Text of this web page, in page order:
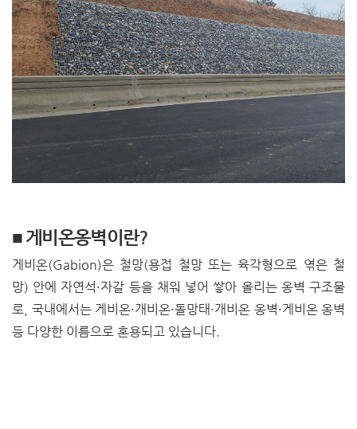
■ 게비온옹벽이란?
게비온(Gabion)은 철망(용접 철망 또는 육각형으로 엮은 철
망) 안에 자연석·자갈 등을 채워 넣어 쌓아 올리는 옹벽 구조물
로, 국내에서는 게비온·개비온·돌망태·개비온 옹벽·게비온 옹벽
등 다양한 이름으로 혼용되고 있습니다.